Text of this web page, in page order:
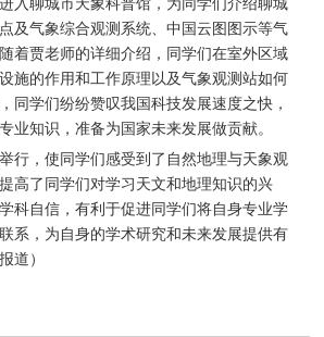
聊城市天象科普馆，为同学们介绍聊城
及气象综合观测系统、中国云图图示等气
着贾老师的详细介绍，同学们在室外区域
施的作用和工作原理以及气象观测站如何
同学们纷纷赞叹我国科技发展速度之快，
业知识，准备为国家未来发展做贡献。
，使同学们感受到了自然地理与天象观
高了同学们对学习天文和地理知识的兴
科自信，有利于促进同学们将自身专业学
系，为自身的学术研究和未来发展提供有
道）